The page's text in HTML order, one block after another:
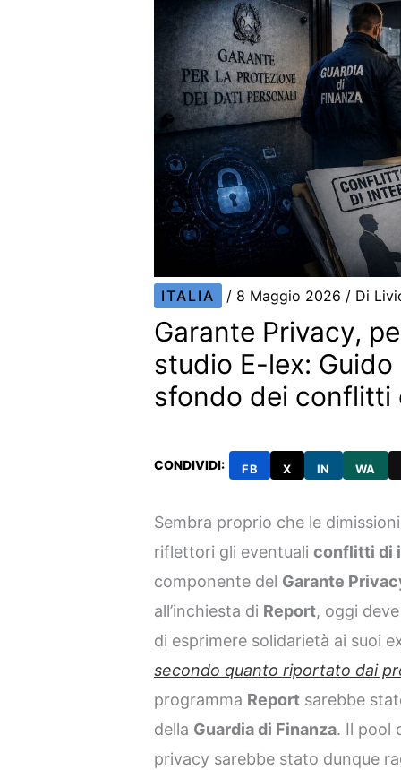
ITALIA / 8 Maggio 2026 / Di
Garante Privacy,
studio E-lex:
sfondo dei conflitti
CONDIVIDI: FB X IN WA
Sembra proprio che le
riflettori gli eventualiconflitti di
componente del Garante
all’inchiesta di Report, oggi
di esprimere solidarietà ai suoi
secondo quanto riportato dai
programma Report sarebbe
della Guardia di Finanza. Il pool
privacy sarebbe stato dunque